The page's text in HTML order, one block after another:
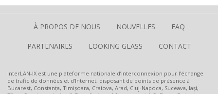
À PROPOS DE NOUS NOUVELLES FAQ
PARTENAIRES LOOKING GLASS CONTACT
InterLAN-IX est une plateforme nationale d’interconnexion pour l’échange
de trafic de données et d’Internet, disposant de points de présence à
Bucarest, Constanța, Timișoara, Craiova, Arad, Cluj-Napoca, Suceava, Iași,